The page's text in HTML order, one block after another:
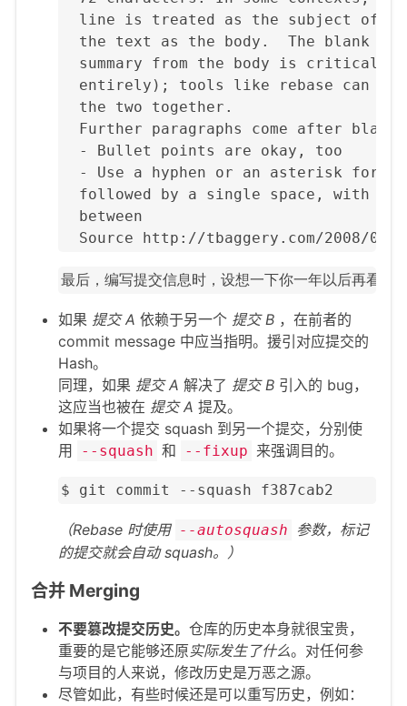
line is treated as the subject of
the text as the body.  The blank
summary from the body is critical
entirely); tools like rebase can
  the two together.
Further paragraphs come after blank
  - Bullet points are okay, too
- Use a hyphen or an asterisk for
followed by a single space, with
  between
Source http://tbaggery.com/2008/
如果 提交 A 依赖于另一个 提交 B ，在前者的
commit message 中应当指明。援引对应提交的
Hash。
同理，如果 提交 A 解决了 提交 B 引入的 bug，
这应当也被在 提交 A 提及。
如果将一个提交 squash 到另一个提交，分别使
用
--squash 和 --fixup 来强调目的。
$ git commit --squash f387cab2
（Rebase 时使用 --autosquash
参数，标记
的提交就会自动 squash。）
合并 Merging
不要篡改提交历史。 仓库的历史本身就很宝贵，
重要的是它能够还原实际发生了什么。对任何参
与项目的人来说，修改历史是万恶之源。
尽管如此，有些时候还是可以重写历史，例如：